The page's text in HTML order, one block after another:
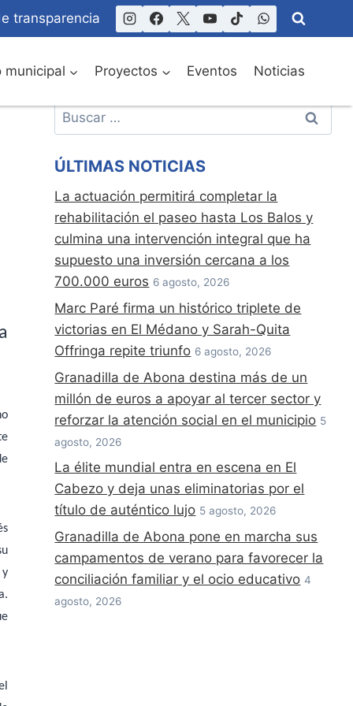
transparencia
municipal Proyectos Eventos Noticias
Buscar:
ÚLTIMAS NOTICIAS
La actuación permitirá completar la
rehabilitación el paseo hasta Los Balos y
culmina una intervención integral que ha
supuesto una inversión cercana a los
700.000 euros 6 agosto, 2026
Marc Paré firma un histórico triplete de
victorias en El Médano y Sarah-Quita
Offringa repite triunfo 6 agosto, 2026
Granadilla de Abona destina más de un
millón de euros a apoyar al tercer sector y
reforzar la atención social en el municipio 5
agosto, 2026
La élite mundial entra en escena en El
Cabezo y deja unas eliminatorias por el
título de auténtico lujo 5 agosto, 2026
Granadilla de Abona pone en marcha sus
campamentos de verano para favorecer la
conciliación familiar y el ocio educativo 4
agosto, 2026